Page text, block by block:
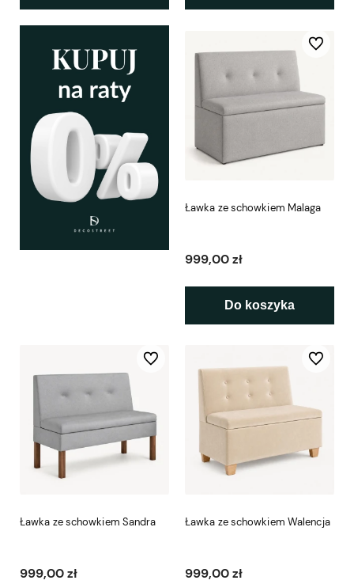
Ławka ze schowkiem Malaga
999,00 zł
Do koszyka
Do
Ławka ze schowkiem Sandra
999,00 zł
Do ulubionych
Ławka ze schowkiem Walencja
999,00 zł
Do